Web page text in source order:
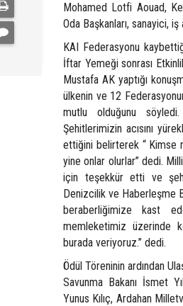
Mohamed Lotfi Aouad,
Oda Başkanları, sanayici, iş
KAI Federasyonu
İftar Yemeği sonrası
Mustafa AK yaptığı
ülkenin ve 12
mutlu olduğunu söyledi.
Şehitlerimizin acısını
ettiğini belirterek “ Kimse
yine onlar olurlar” dedi. Milli
için teşekkür etti ve
Denizcilik ve Haberleşme
beraberliğimize kast
memleketimiz üzerinde
burada veriyoruz.” dedi.
Ödül Töreninin ardından
Savunma Bakanı İsmet
Yunus Kılıç, Ardahan